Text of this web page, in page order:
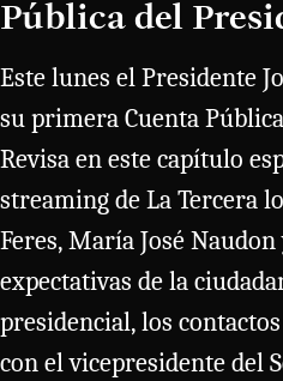
Pública del
Este lunes el Presidente
su primera Cuenta
Revisa en este capítulo
streaming de La Tercera
Feres, María José
expectativas de la
presidencial, los
con el vicepresidente del